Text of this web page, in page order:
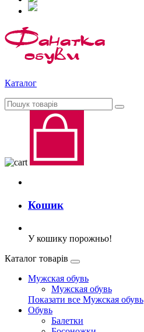
Каталог
Кошик
У кошику порожньо!
Каталог товарів
Мужская обувь
Мужская обувь
Показати все Мужская обувь
Обувь
Балетки